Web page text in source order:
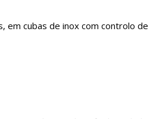
em cubas de inox com controlo de